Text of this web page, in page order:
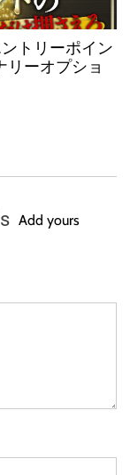
トリーポイン
ーオプショ
Add yours